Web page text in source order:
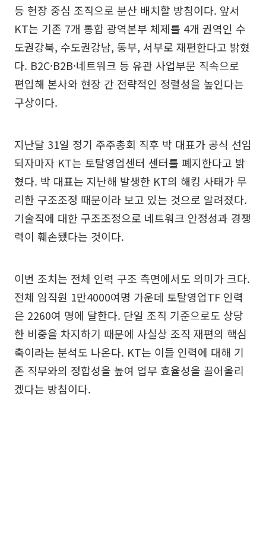
등 현장 중심 조직으로 분산 배치할 방침이다. 앞서
KT는 기존 7개 통합 광역본부 체제를 4개 권역인 수
도권강북, 수도권강남, 동부, 서부로 재편한다고 밝혔
다. B2C·B2B·네트워크 등 유관 사업부문 직속으로
편입해 본사와 현장 간 전략적인 정렬성을 높인다는
구상이다.
지난달 31일 정기 주주총회 직후 박 대표가 공식 선임
되자마자 KT는 토탈영업센터 센터를 폐지한다고 밝
혔다. 박 대표는 지난해 발생한 KT의 해킹 사태가 무
리한 구조조정 때문이라 보고 있는 것으로 알려졌다.
기술직에 대한 구조조정으로 네트워크 안정성과 경쟁
력이 훼손됐다는 것이다.
이번 조치는 전체 인력 구조 측면에서도 의미가 크다.
전체 임직원 1만4000여명 가운데 토탈영업TF 인력
은 2260여 명에 달한다. 단일 조직 기준으로도 상당
한 비중을 차지하기 때문에 사실상 조직 재편의 핵심
축이라는 분석도 나온다. KT는 이들 인력에 대해 기
존 직무와의 정합성을 높여 업무 효율성을 끌어올리
겠다는 방침이다.